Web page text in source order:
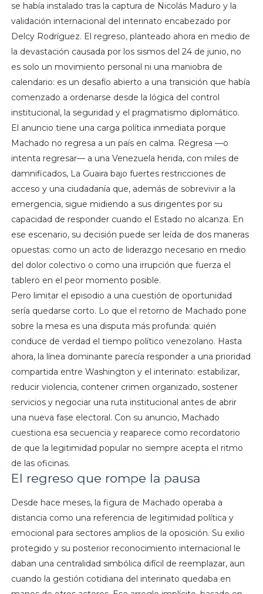
se había instalado tras la captura de Nicolás Maduro y la
validación internacional del interinato encabezado por
Delcy Rodríguez. El regreso, planteado ahora en medio de
la devastación causada por los sismos del 24 de junio, no
es solo un movimiento personal ni una maniobra de
calendario: es un desafío abierto a una transición que había
comenzado a ordenarse desde la lógica del control
institucional, la seguridad y el pragmatismo diplomático.
El anuncio tiene una carga política inmediata porque
Machado no regresa a un país en calma. Regresa —o
intenta regresar— a una Venezuela herida, con miles de
damnificados, La Guaira bajo fuertes restricciones de
acceso y una ciudadanía que, además de sobrevivir a la
emergencia, sigue midiendo a sus dirigentes por su
capacidad de responder cuando el Estado no alcanza. En
ese escenario, su decisión puede ser leída de dos maneras
opuestas: como un acto de liderazgo necesario en medio
del dolor colectivo o como una irrupción que fuerza el
tablero en el peor momento posible.
Pero limitar el episodio a una cuestión de oportunidad
sería quedarse corto. Lo que el retorno de Machado pone
sobre la mesa es una disputa más profunda: quién
conduce de verdad el tiempo político venezolano. Hasta
ahora, la línea dominante parecía responder a una prioridad
compartida entre Washington y el interinato: estabilizar,
reducir violencia, contener crimen organizado, sostener
servicios y negociar una ruta institucional antes de abrir
una nueva fase electoral. Con su anuncio, Machado
cuestiona esa secuencia y reaparece como recordatorio
de que la legitimidad popular no siempre acepta el ritmo
de las oficinas.
El regreso que rompe la pausa
Desde hace meses, la figura de Machado operaba a
distancia como una referencia de legitimidad política y
emocional para sectores amplios de la oposición. Su exilio
protegido y su posterior reconocimiento internacional le
daban una centralidad simbólica difícil de reemplazar, aun
cuando la gestión cotidiana del interinato quedaba en